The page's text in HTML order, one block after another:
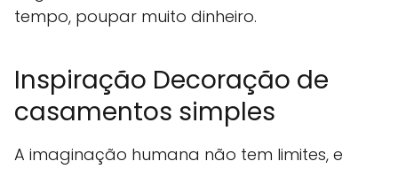
tempo, poupar muito dinheiro.
Inspiração Decoração de
casamentos simples
A imaginação humana não tem limites, e